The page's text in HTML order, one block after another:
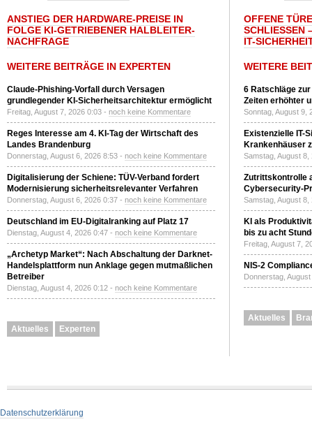
ANSTIEG DER HARDWARE-PREISE IN
FOLGE KI-GETRIEBENER HALBLEITER-
NACHFRAGE
WEITERE BEITRÄGE IN EXPERTEN
Claude-Phishing-Vorfall durch Versagen
grundlegender KI-Sicherheitsarchitektur ermöglicht
Freitag, August 7, 2026 0:03 - noch keine Kommentare
Reges Interesse am 4. KI-Tag der Wirtschaft des
Landes Brandenburg
Donnerstag, August 6, 2026 8:53 - noch keine Kommentare
Digitalisierung der Schiene: TÜV-Verband fordert
Modernisierung sicherheitsrelevanter Verfahren
Donnerstag, August 6, 2026 0:37 - noch keine Kommentare
Deutschland im EU-Digitalranking auf Platz 17
Dienstag, August 4, 2026 0:47 - noch keine Kommentare
„Archetyp Market“: Nach Abschaltung der Darknet-
Handelsplattform nun Anklage gegen mutmaßlichen
Betreiber
Dienstag, August 4, 2026 0:12 - noch keine Kommentare
Aktuelles Experten
OFFENE
SCHLIESSEN
T-
WEITERE
6 Ratschläge
Zeiten erhöhter
Sonntag, August 9,
Existenzielle IT-
Krankenhäuser
Samstag, August
Zutrittskontrolle
Cybersecurity-
Samstag, August
KI als
bis zu acht
Freitag, August 7,
NIS-2
Donnerstag,
Aktuelles
Datenschutzerklärung